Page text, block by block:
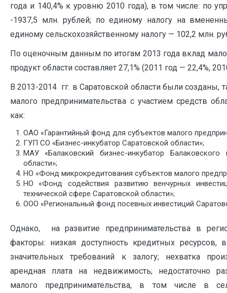
года и 140,4% к уровню 2010 года), в том числе: по
-1937,5 млн. рублей; по единому налогу на
единому сельскохозяйственному налогу — 102,2 млн.
По оценочным данным по итогам 2013 года вклад
продукт области составляет 27,1% (2011 год — 22,4%,
В 2013-2014 гг. в Саратовской области были созданы,
малого предпринимательства с участием средств
как:
ОАО «Гарантийный фонд для субъектов малого
ГУП СО «Бизнес-инкубатор Саратовской области»;
МАУ «Балаковский бизнес-инкубатор Балаковского
области»;
НО «Фонд микрокредитования субъектов малого
НО «Фонд содействия развитию венчурных
технической сфере Саратовской области»;
ООО «Региональный фонд посевных инвестиций
Однако, на развитие предпринимательства в
факторы: низкая доступность кредитных ресурсов,
значительных требований к залогу; нехватка
арендная плата на недвижимость; недостаточно
малого предпринимательства, в том числе в